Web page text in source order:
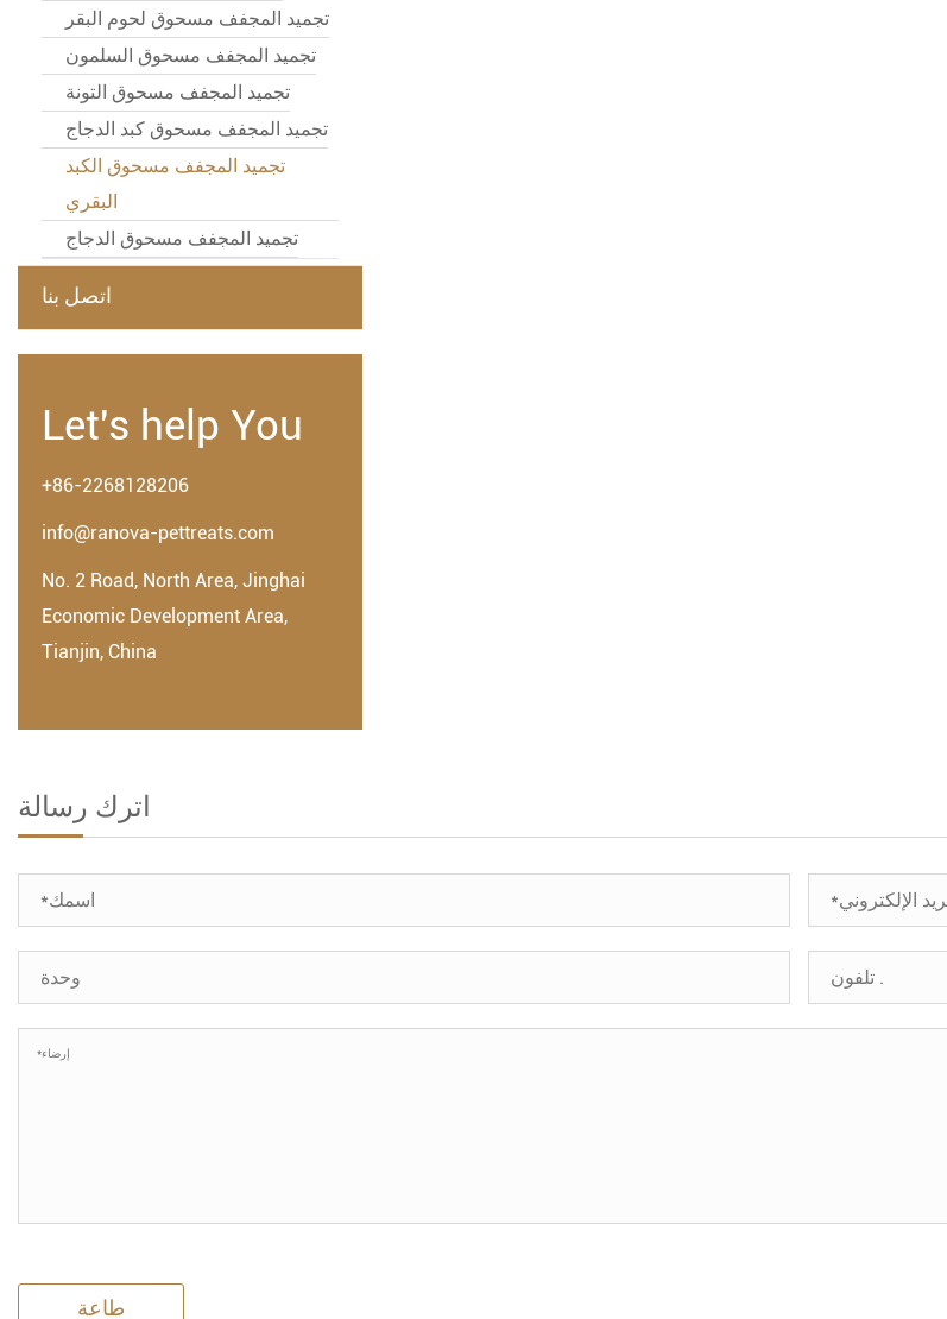
تجميد المجفف مسحوق لحوم البقر
تجميد المجفف مسحوق السلمون
تجميد المجفف مسحوق التونة
تجميد المجفف مسحوق كبد الدجاج
تجميد المجفف مسحوق الكبد
البقري
تجميد المجفف مسحوق الدجاج
اتصل بنا
Let's help You
+86-2268128206
info@ranova-pettreats.com
No. 2 Road, North Area, Jinghai
Economic Development Area,
Tianjin, China
اترك رسالة
طاعة